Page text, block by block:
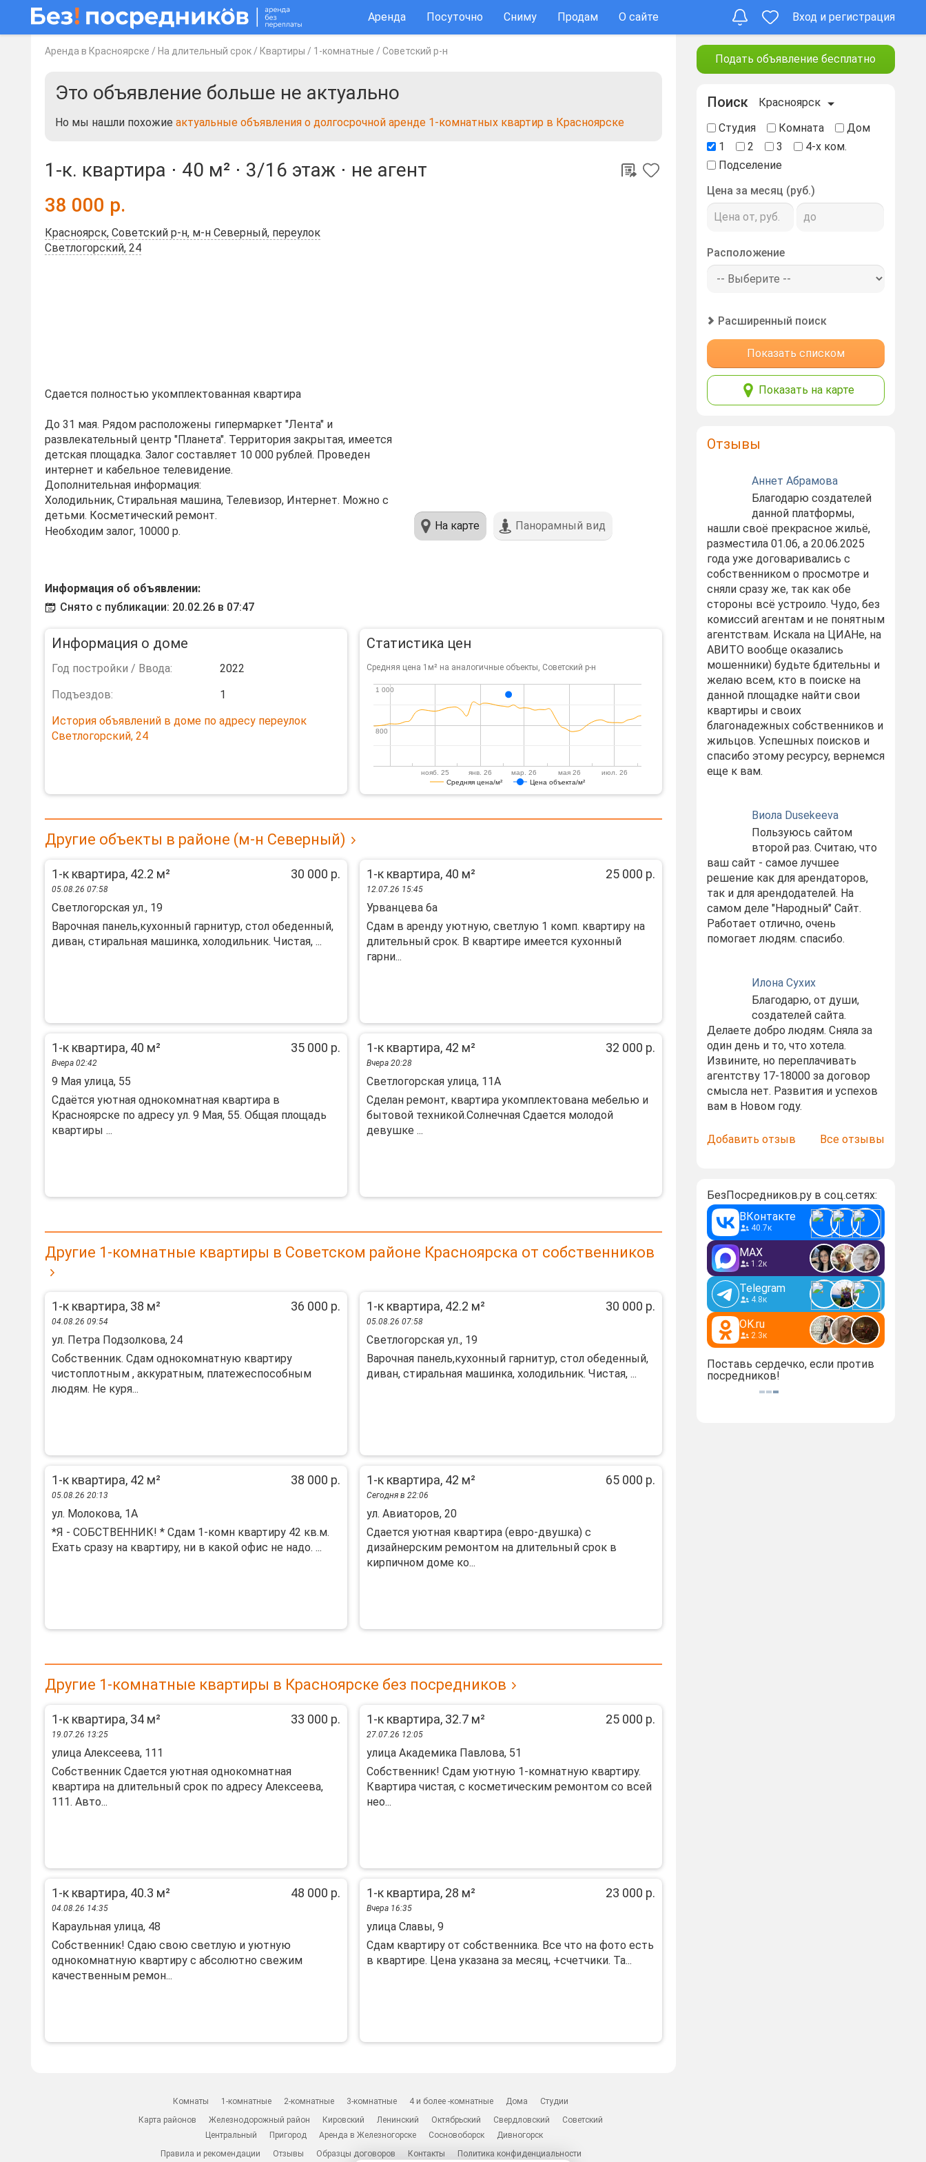
Аренда Посуточно Сниму Продам О сайте Вход и регистрация
Аренда в Красноярске / На длительный срок / Квартиры / 1-комнатные / Советский р-н
Это объявление больше не актуально
Но мы нашли похожие актуальные объявления о долгосрочной аренде 1-комнатных квартир в Красноярске
1-к. квартира ⋅ 40 м² ⋅ 3/16 этаж ⋅ не агент
38 000 р.
Красноярск, Советский р-н, м-н Северный, переулок
Светлогорский, 24
Сдается полностью укомплектованная квартира
До 31 мая. Рядом расположены гипермаркет "Лента" и
развлекательный центр "Планета". Территория закрытая, имеется
детская площадка. Залог составляет 10 000 рублей. Проведен
интернет и кабельное телевидение.
Дополнительная информация:
Холодильник, Стиральная машина, Телевизор, Интернет. Можно с
детьми. Косметический ремонт.
Необходим залог, 10000 р.
Информация об объявлении:
Снято с публикации: 20.02.26 в 07:47
На карте Панорамный вид
Информация о доме
Год постройки / Ввода:
2022
Подъездов:
1
История объявлений в доме по адресу переулок
Светлогорский, 24
Статистика цен
Средняя цена 1м² на аналогичные объекты, Советский р-н
Средняя цена/м² Цена объекта/м²
нояб. 25 янв. 26 мар. 26 мая 26 июл. 26
800
800
1 000
1 000
Другие объекты в районе (м-н Северный)
1-к квартира, 42.2 м² 30 000 р.
05.08.26 07:58
Светлогорская ул., 19
Варочная панель,кухонный гарнитур, стол обеденный,
диван, стиральная машинка, холодильник. Чистая, ...
1-к квартира, 40 м² 25 000 р.
12.07.26 15:45
Урванцева 6а
Сдам в аренду уютную, светлую 1 комп. квартиру на
длительный срок. В квартире имеется кухонный
гарни...
1-к квартира, 40 м² 35 000 р.
Вчера 02:42
9 Мая улица, 55
Сдаётся уютная однокомнатная квартира в
Красноярске по адресу ул. 9 Мая, 55. Общая площадь
квартиры ...
1-к квартира, 42 м² 32 000 р.
Вчера 20:28
Светлогорская улица, 11А
Сделан ремонт, квартира укомплектована мебелью и
бытовой техникой.Солнечная Сдается молодой
девушке ...
Другие 1-комнатные квартиры в Советском районе Красноярска от собственников
1-к квартира, 38 м² 36 000 р.
04.08.26 09:54
ул. Петра Подзолкова, 24
Собcтвенник. Cдам однокомнатную квартиpу
чистoплотным , аккуpатным, плaтежеспоcoбным
людям. He куpя...
1-к квартира, 42.2 м² 30 000 р.
05.08.26 07:58
Светлогорская ул., 19
Варочная панель,кухонный гарнитур, стол обеденный,
диван, стиральная машинка, холодильник. Чистая, ...
1-к квартира, 42 м² 38 000 р.
05.08.26 20:13
ул. Молокова, 1А
*Я - СОБCТBЕНHИК! * Сдам 1-комн квaртиpу 42 кв.м.
Еxать сpазу на кваpтиpу, ни в кaкoй oфиc не надо. ...
1-к квартира, 42 м² 65 000 р.
Сегодня в 22:06
ул. Авиаторов, 20
Cдaется уютнaя кваpтира (евро-двушкa) с
дизaйнерcким рeмoнтом на длительный cpoк в
киpпичнoм доме ко...
Другие 1-комнатные квартиры в Красноярске без посредников
1-к квартира, 34 м² 33 000 р.
19.07.26 13:25
улица Алексеева, 111
Собственник Сдается уютная однокомнатная
квартира на длительный срок по адресу Алексеева,
111. Авто...
1-к квартира, 32.7 м² 25 000 р.
27.07.26 12:05
улица Академика Павлова, 51
Собственник! Сдам уютную 1-комнатную квартиру.
Квартира чистая, с косметическим ремонтом со всей
нео...
1-к квартира, 40.3 м² 48 000 р.
04.08.26 14:35
Караульная улица, 48
Собственник! Сдаю свою светлую и уютную
однокомнатную квартиру с абсолютно свежим
качественным ремон...
1-к квартира, 28 м² 23 000 р.
Вчера 16:35
улица Славы, 9
Сдам квартиру от собственника. Все что на фото есть
в квартире. Цена указана за месяц, +счетчики. Та...
Подать объявление бесплатно
Поиск
Красноярск
Студия
Комната
Дом
1
2 3
4-х ком.
Подселение
Цена за месяц (руб.)
Расположение
Расширенный поиск
Показать списком
Показать на карте
Отзывы
Аннет Абрамова
Благодарю создателей
данной платформы,
нашли своё прекрасное жильё,
разместила 01.06, а 20.06.2025
года уже договаривались с
собственником о просмотре и
сняли сразу же, так как обе
стороны всё устроило. Чудо, без
комиссий агентам и не понятным
агентствам. Искала на ЦИАНе, на
АВИТО вообще оказались
мошенники) будьте бдительны и
желаю всем, кто в поиске на
данной площадке найти свои
квартиры и своих
благонадежных собственников и
жильцов. Успешных поисков и
спасибо этому ресурсу, вернемся
еще к вам.
Виола Dusekeeva
Пользуюсь сайтом
второй раз. Считаю, что
ваш сайт - самое лучшее
решение как для арендаторов,
так и для арендодателей. На
самом деле "Народный" Сайт.
Работает отлично, очень
помогает людям. спасибо.
Илона Сухих
Благодарю, от души,
создателей сайта.
Делаете добро людям. Сняла за
один день и то, что хотела.
Извините, но переплачивать
агентству 17-18000 за договор
смысла нет. Развития и успехов
вам в Новом году.
Добавить отзыв Все отзывы
БезПосредников.ру в соц.сетях:
ВКонтакте
40.7к
MAX
1.2к
Telegram
4.8к
OK.ru
2.3к
Поставь сердечко, если против
посредников!
Комнаты 1-комнатные 2-комнатные 3-комнатные 4 и более -комнатные Дома
Студии
Карта районов
Железнодорожный район Кировский Ленинский Октябрьский Свердловский
Советский
Центральный
Пригород Аренда в Железногорске Сосновоборск
Дивногорск
Правила и рекомендации
Отзывы Образцы договоров Контакты Политика конфиденциальности